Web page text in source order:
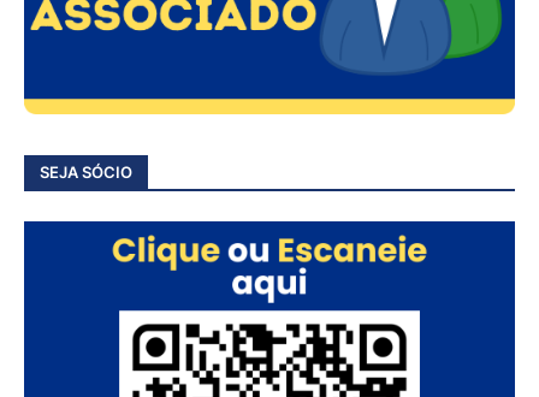
SEJA SÓCIO